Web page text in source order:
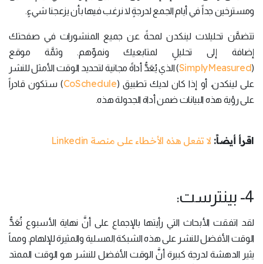
ومسترخين جداً في أيام الجمع لدرجةٍ لا نرغب فيها بأن يزعجنا شيءٍ.
تتضمَّن تحليلات لينكدن لمحةً عن جميع المنشورات في صفحتك
إضافة إلى تحليلٍ لمتابعيك ونموِّهم. وثمَّة موقع
(
SimplyMeasured) الذي يُعَدُّ أداةً مجانية لتحديد الوقت الأمثل للنشر
على لينكدن، أو إذا كان لديك تطبيق (CoSchedule) ستكون قادراً
على رؤية هذه البيانات ضمن أداة الجدولة هذه.
اقرأ أيضاً: لا تفعل هذه الأخطاء على منصة Linkedin
4- بينترست:
لقد اتفقت الأبحاث التي رأيتها بالإجماع على أنَّ نهاية الأسبوع تُعَدُّ
الوقت الأفضل للنشر على هذه الشبكة المسلية والمثيرة للإلهام. ومماً
يثير الدهشة لدرجة كبيرة أنَّ الوقت الأفضل للنشر هو الوقت الممتد